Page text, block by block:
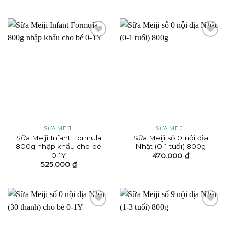
SỮA MEIJI
Sữa Meiji Infant Formula
800g nhập khẩu cho bé
0-1Y
525.000 ₫
SỮA MEIJI
Sữa Meiji số 0 nội địa
Nhật (0-1 tuổi) 800g
470.000 ₫